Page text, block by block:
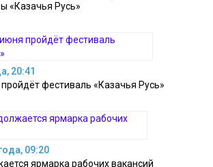
«Казачья Русь»
20:41
фестиваль «Казачья Русь»
09:20
ярмарка рабочих вакансий